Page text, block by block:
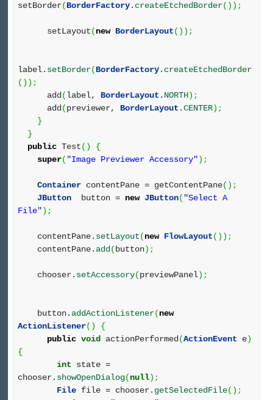
setBorder(BorderFactory. createEtchedBorder( ) ) ;
setLayout(new BorderLayout( ) ) ;
label. setBorder(BorderFactory. createEtchedBorder
( ) ) ;
add (label, BorderLayout . NORTH) ;
add (previewer, BorderLayout .CENTER) ;
}
}
public Test( )
{
super( "Image Previewer Accessory") ;
Container contentPane = getContentPane( ) ;
JButton button = new JButton( "Select A
File") ;
contentPane. setLayout(new FlowLayout( ) ) ;
contentPane. add ( button) ;
chooser. setAccessory(previewPanel) ;
button. addActionListener(new
ActionListener( )
{
public void actionPerformed (ActionEvent e)
{
int state =
chooser. showOpenDialog(null) ;
File file = chooser. getSelectedFile( ) ;